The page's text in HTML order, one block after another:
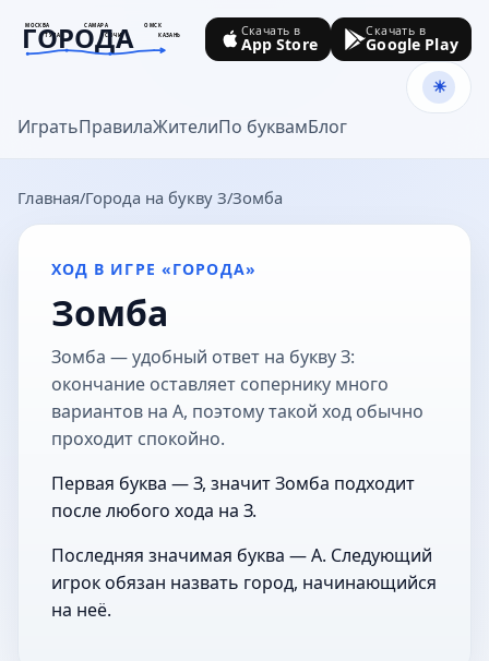
МОСКВА САМАРА
ОМСК
ТУЛА
СОЧИ КАЗАНЬ
ГОРОДА
goroda-na.ru
ИгратьПравилаЖителиПо буквамБлог
Скачать в
App Store
Скачать в
Google Play
Главная Города на букву З Зомба
ХОД В ИГРЕ «ГОРОДА»
Зомба
Зомба — удобный ответ на букву З:
окончание оставляет сопернику много
вариантов на А, поэтому такой ход обычно
проходит спокойно.
Первая буква — З, значит Зомба подходит
после любого хода на З.
Последняя значимая буква — А. Следующий
игрок обязан назвать город, начинающийся
на неё.